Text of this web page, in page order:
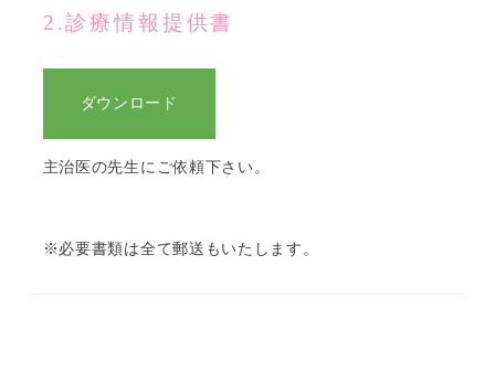
2.診療情報提供書
ダウンロード
主治医の先生にご依頼下さい。
※必要書類は全て郵送もいたします。